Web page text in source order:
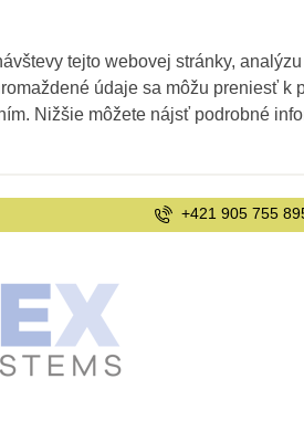
+421 905 755
tejto webovej stránky,
údaje sa môžu preniesť
Nižšie môžete nájsť podrobné